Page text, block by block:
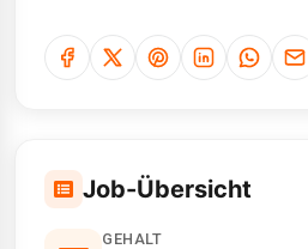
Job-Übersicht
GEHALT